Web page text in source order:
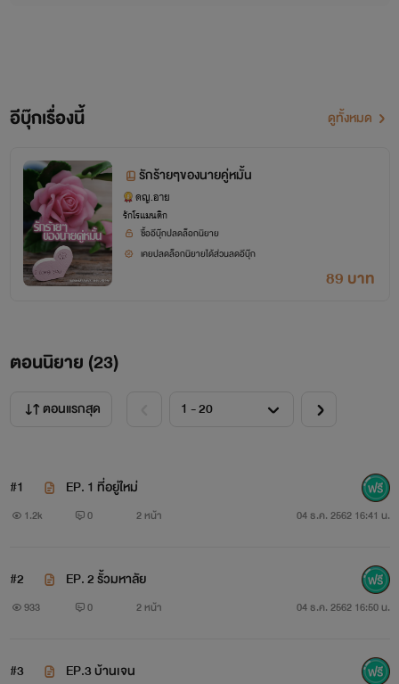
เรียนอยู่ปี4มหาลัยABC
ผมเป็นทายาทเจ้าของไร่องุ่นทางภาคเหนือ
ฐานะทางบ้านผมร่ำรวยมาก
แต่พ่อแม่ผมบังคับให้ผมหมั้นกะยัยเด็กไร่ข้างๆ
สบายใจของพ่อแม่ผมและพ่อแม่เธอ
อีบุ๊กเรื่องนี้ ดูทั้งหมด
รักร้ายๆของนายคู่หมั้น
ดญ.อาย
รักโรแมนติก
ซื้ออีบุ๊กปลดล็อกนิยาย
เคยปลดล็อกนิยายได้ส่วนลดอีบุ๊ก
89 บาท
ตอนนิยาย (23)
ตอนแรกสุด
#1 EP. 1 ที่อยู่ใหม่
1.2k 0 2 หน้า 04 ธ.ค. 2562 16:41 น.
#2 EP. 2 รั้วมหาลัย
933 0 2 หน้า 04 ธ.ค. 2562 16:50 น.
#3 EP.3 บ้านเจน